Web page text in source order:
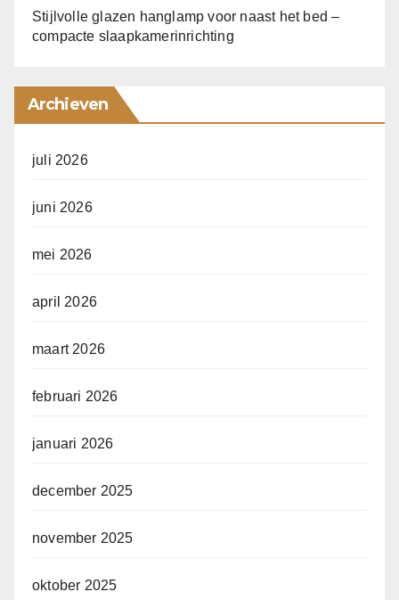
Stijlvolle glazen hanglamp voor naast het bed –
compacte slaapkamerinrichting
Archieven
juli 2026
juni 2026
mei 2026
april 2026
maart 2026
februari 2026
januari 2026
december 2025
november 2025
oktober 2025